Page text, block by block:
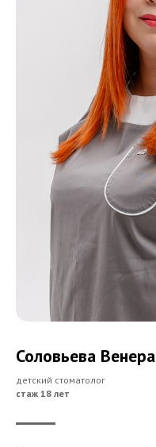
Соловьева
детский стоматолог
стаж 18 лет